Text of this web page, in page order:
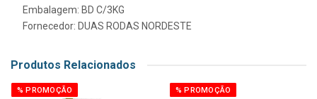
Embalagem: BD C/3KG
Fornecedor: DUAS RODAS NORDESTE
Produtos Relacionados
% PROMOÇÃO % PROMOÇÃO